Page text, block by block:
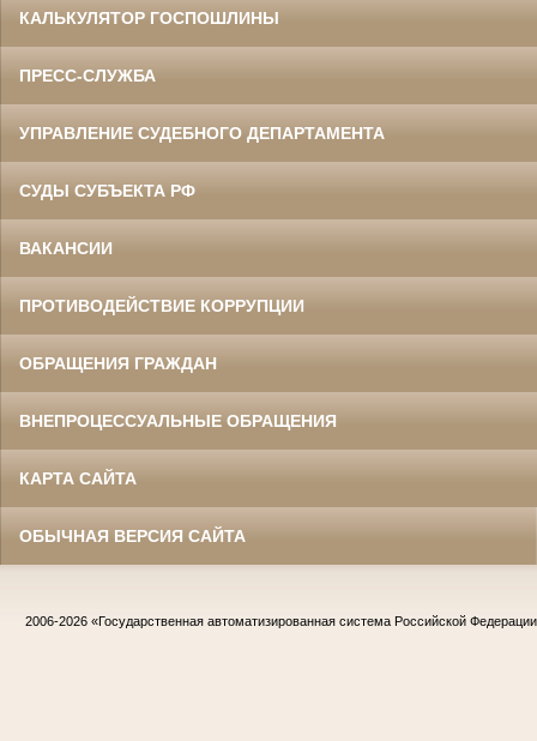
КАЛЬКУЛЯТОР ГОСПОШЛИНЫ
ПРЕСС-СЛУЖБА
УПРАВЛЕНИЕ СУДЕБНОГО ДЕПАРТАМЕНТА
СУДЫ СУБЪЕКТА РФ
ВАКАНСИИ
ПРОТИВОДЕЙСТВИЕ КОРРУПЦИИ
ОБРАЩЕНИЯ ГРАЖДАН
ВНЕПРОЦЕССУАЛЬНЫЕ ОБРАЩЕНИЯ
КАРТА САЙТА
ОБЫЧНАЯ ВЕРСИЯ САЙТА
2006-2026 «Государственная автоматизированная система Российской